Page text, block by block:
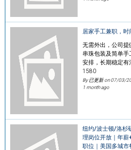
居家手工兼职，时
无需外出，公司
串珠包装及简单
安排，长期稳定
1580
By 已更新 on07/03/
1 month ago
纽约/波士顿/洛杉
理岗位开放｜年薪
职位｜美国多城市